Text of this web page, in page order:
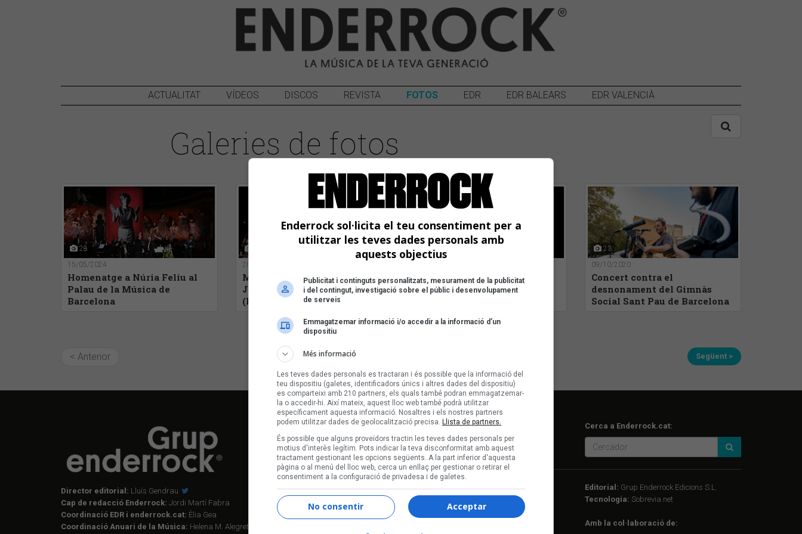
ACTUALITAT VÍDEOS DISCOS REVISTA FOTOS EDR EDR BALEARS EDR VALENCIÀ
Galeries de fotos
28
15/05/2024
Homenatge a Núria Feliu al
Palau de la Música de
Barcelona
20/07/2022
Malalts de Cel-Les cançons de
Jaume Sisa-El Grec 20/07/22
(BCN)
15
Enderrock Sona amb Marina
Rossell i miquel
23
09/10/2020
Concert contra el
desnonament del Gimnàs
Social Sant Pau de Barcelona
< Anterior Següent >
Director editorial: Lluís Gendrau
Cap de redacció Enderrock: Jordi Martí Fabra
Coordinació EDR i enderrock.cat: Èlia Gea
Coordinació Anuari de la Música: Helena M. Alegret
Segueix-nos a: Cerca a Enderrock.cat:
Informació corporativa
Audiència certificada OJD
Notícies corporatives
Editorial: Grup Enderrock Edicions S.L.
Tecnologia: Sobrevia.net
Amb la col·laboració de:
Enderrock sol·licita el teu consentiment per a
utilitzar les teves dades personals amb
aquests objectius
Publicitat i continguts personalitzats, mesurament de la publicitat
i del contingut, investigació sobre el públic i desenvolupament
de serveis
Emmagatzemar informació i/o accedir a la informació d’un
dispositiu
Més informació
Les teves dades personals es tractaran i és possible que la informació del
teu dispositiu (galetes, identificadors únics i altres dades del dispositiu)
es comparteixi amb 210 partners, els quals també podran emmagatzemar-
la o accedir-hi. Així mateix, aquest lloc web també podrà utilitzar
específicament aquesta informació. Nosaltres i els nostres partners
podem utilitzar dades de geolocalització precisa. Llista de partners.
És possible que alguns proveïdors tractin les teves dades personals per
motius d'interès legítim. Pots indicar la teva disconformitat amb aquest
tractament gestionant les opcions següents. A la part inferior d'aquesta
pàgina o al menú del lloc web, cerca un enllaç per gestionar o retirar el
consentiment a la configuració de privadesa i de galetes.
Acceptar
No consentir